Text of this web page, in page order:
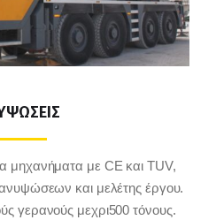
μηχανήματα με CE και TUV,
και μελέτης έργου.
γερανούς μεχρι500 τόνους.